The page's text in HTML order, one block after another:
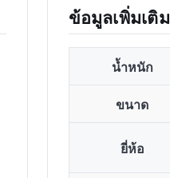
ข้อมูลเพิ่มเติม
น้ำหนัก
ขนาด
ยี่ห้อ